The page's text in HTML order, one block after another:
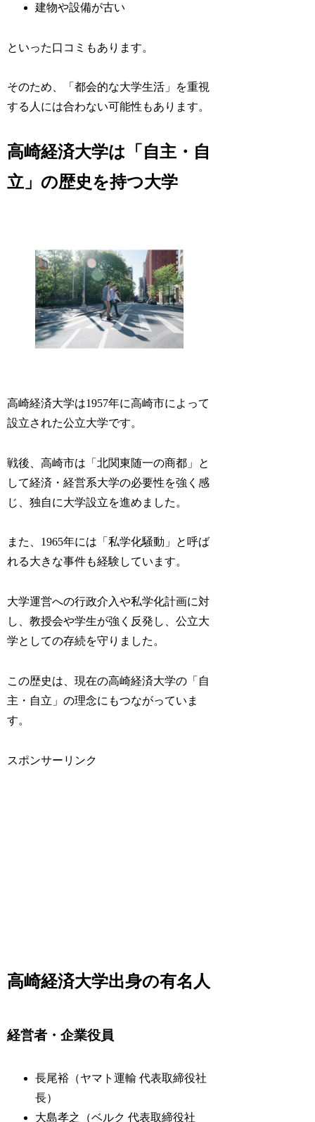
建物や設備が古い
といった口コミもあります。
そのため、「都会的な大学生活」を重視
する人には合わない可能性もあります。
高崎経済大学は「自主・自
立」の歴史を持つ大学
高崎経済大学は1957年に高崎市によって
設立された公立大学です。
戦後、高崎市は「北関東随一の商都」と
して経済・経営系大学の必要性を強く感
じ、独自に大学設立を進めました。
また、1965年には「私学化騒動」と呼ば
れる大きな事件も経験しています。
大学運営への行政介入や私学化計画に対
し、教授会や学生が強く反発し、公立大
学としての存続を守りました。
この歴史は、現在の高崎経済大学の「自
主・自立」の理念にもつながっていま
す。
スポンサーリンク
高崎経済大学出身の有名人
経営者・企業役員
長尾裕（ヤマト運輸 代表取締役社
長）
大島孝之（ベルク 代表取締役社